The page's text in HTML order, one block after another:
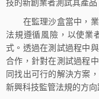
技的新創業者測試其產
在監理沙盒當中，業
法規遵循風險，以使業
式。透過在測試過程中
合作，針對在測試過程
同找出可行的解決方案
新興科技監管法規的方向